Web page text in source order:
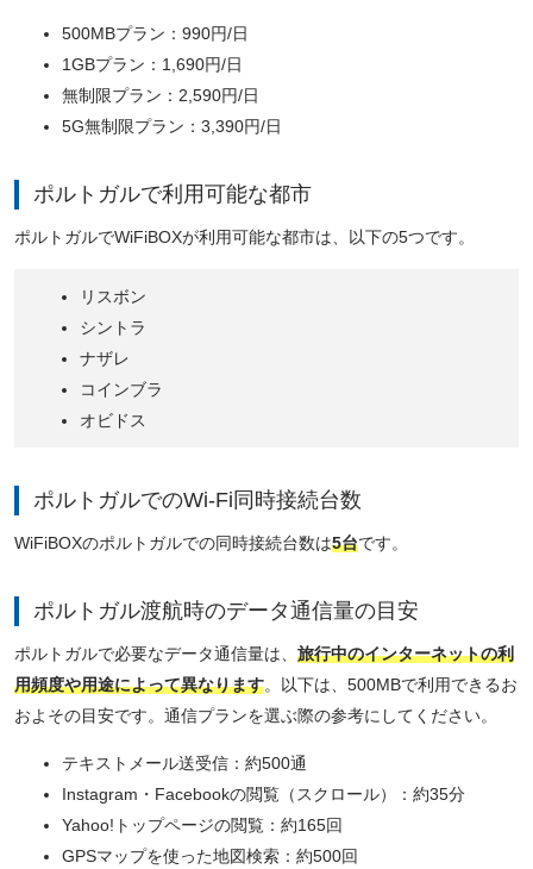
500MBプラン：990円/日
1GBプラン：1,690円/日
無制限プラン：2,590円/日
5G無制限プラン：3,390円/日
ポルトガルで利用可能な都市
ポルトガルでWiFiBOXが利用可能な都市は、以下の5つです。
リスボン
シントラ
ナザレ
コインブラ
オビドス
ポルトガルでのWi-Fi同時接続台数
WiFiBOXのポルトガルでの同時接続台数は5台です。
ポルトガル渡航時のデータ通信量の目安
ポルトガルで必要なデータ通信量は、 旅行中のインターネットの利
用頻度や用途によって異なります。以下は、500MBで利用できるお
およその目安です。通信プランを選ぶ際の参考にしてください。
テキストメール送受信：約500通
Instagram・Facebookの閲覧（スクロール）：約35分
Yahoo!トップページの閲覧：約165回
GPSマップを使った地図検索：約500回